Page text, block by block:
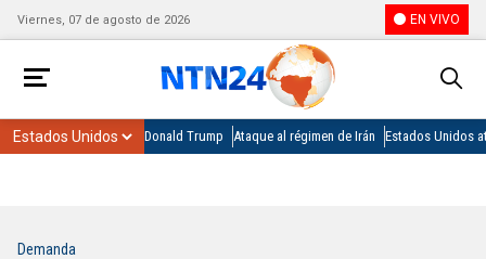
Viernes, 07 de agosto de 2026 EN VIVO
Donald Trump Ataque al régimen de Irán Estados Unidos
Demanda